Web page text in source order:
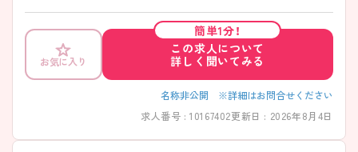
クのある方、未経験の方もご安心ください。 ご興味ある方には、面接対策
ポイントなど、さらに詳細をお話しいたしますのでお気軽にご相談くだ
お気に入り
簡単1分！
この求人について
詳しく聞いてみる
名称非公開 ※詳細はお問合せください
求人番号 : 10167402更新日 : 2026年8月4日